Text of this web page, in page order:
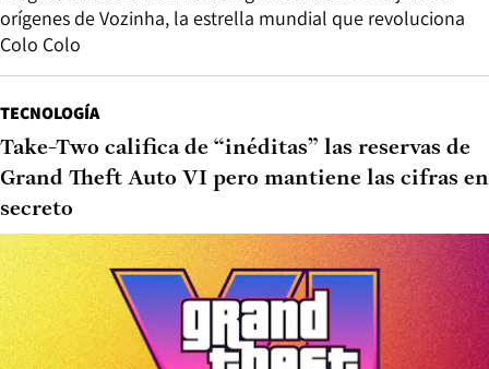
orígenes de Vozinha, la estrella mundial que revoluciona
Colo Colo
TECNOLOGÍA
Take-Two califica de “inéditas” las reservas de
Grand Theft Auto VI pero mantiene las cifras en
secreto